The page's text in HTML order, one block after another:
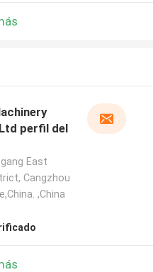
perfil del
East
Cangzhou
,China